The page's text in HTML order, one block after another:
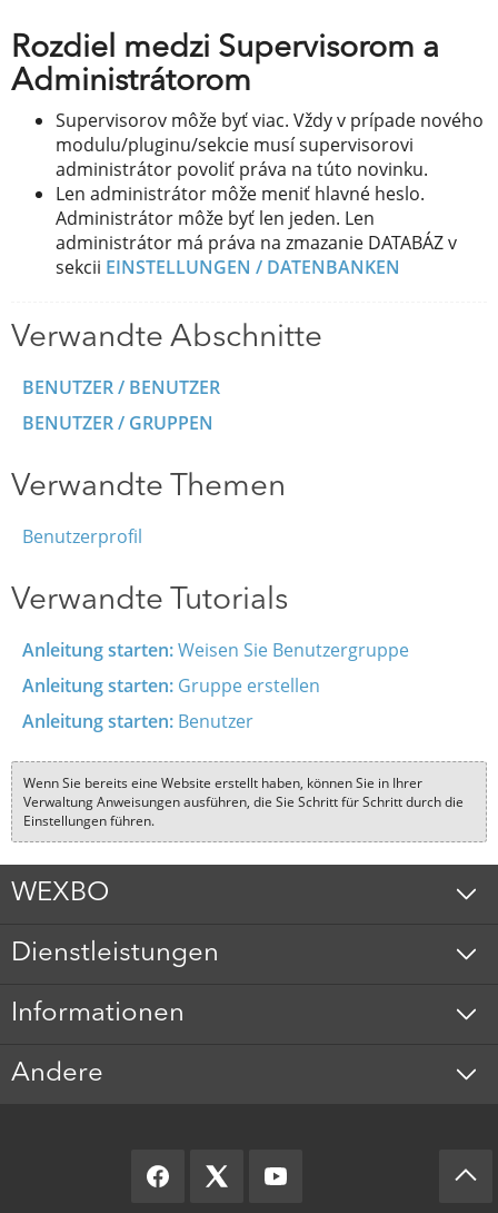
Rozdiel medzi Supervisorom a
Administrátorom
Supervisorov môže byť viac. Vždy v prípade nového
modulu/pluginu/sekcie musí supervisorovi
administrátor povoliť práva na túto novinku.
Len administrátor môže meniť hlavné heslo.
Administrátor môže byť len jeden. Len
administrátor má práva na zmazanie DATABÁZ v
sekcii EINSTELLUNGEN / DATENBANKEN
Verwandte Abschnitte
BENUTZER / BENUTZER
BENUTZER / GRUPPEN
Verwandte Themen
Benutzerprofil
Verwandte Tutorials
Anleitung starten:Weisen Sie Benutzergruppe
Anleitung starten: Gruppe erstellen
Anleitung starten: Benutzer
Wenn Sie bereits eine Website erstellt haben, können Sie in Ihrer
Verwaltung Anweisungen ausführen, die Sie Schritt für Schritt durch die
Einstellungen führen.
WEXBO
Dienstleistungen
Informationen
Andere